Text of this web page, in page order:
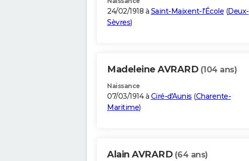
24/02/1918 à Saint-Maixent-l'École (Deux-
Sèvres)
Madeleine AVRARD (104 ans)
Naissance
07/03/1914 à Ciré-d'Aunis (Charente-
Maritime)
Alain AVRARD (64 ans)